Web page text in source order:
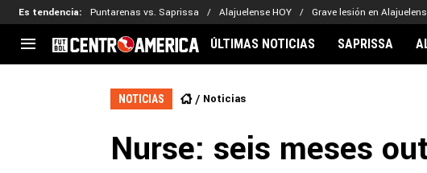
Es tendencia: Puntarenas vs. Saprissa Alajuelense HOY Grave lesión en
CENTROAMÉRICA
CONCACAF
Liga de Naciones
Kervin Arriaga
ÚLTIMAS NOTICIAS SAPRISSA
NOTICIAS Noticias
Nurse: seis meses